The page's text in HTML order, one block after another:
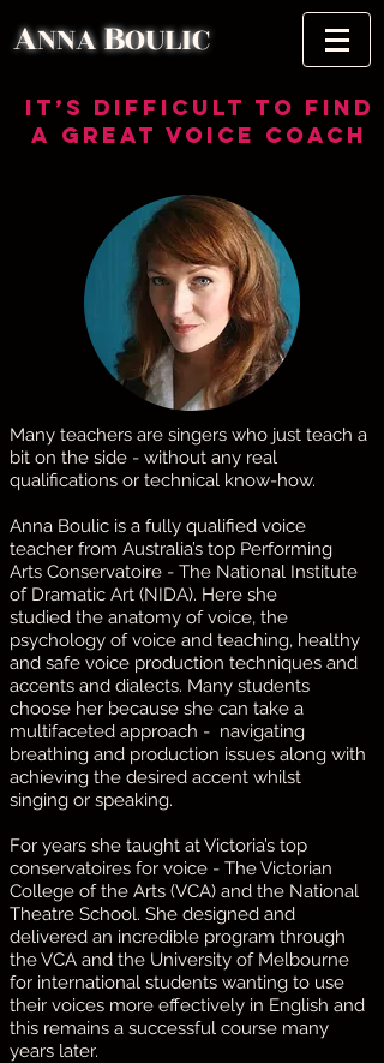
ANNABOULIC
It’s difficult to find
A great voice COACH
Many teachers are singers who just teach a
bit on the side - without any real
qualifications or technical know-how.
Anna Boulic is a fully qualified voice
teacher from Australia’s top Performing
Arts Conservatoire - The National Institute
of Dramatic Art (NIDA). Here she
studied the anatomy of voice, the
psychology of voice and teaching, healthy
and safe voice production techniques and
accents and dialects. Many students
choose her because she can take a
multifaceted approach - navigating
breathing and production issues along with
achieving the desired accent whilst
singing or speaking.
For years she taught at Victoria’s top
conservatoires for voice - The Victorian
College of the Arts (VCA) and the National
Theatre School. She designed and
delivered an incredible program through
the VCA and the University of Melbourne
for international students wanting to use
their voices more effectively in English and
this remains a successful course many
years later.